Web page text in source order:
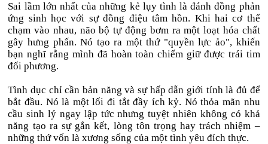
Sai lầm lớn nhất của những kẻ lụy tình là đánh đồng phản
ứng sinh học với sự đồng điệu tâm hồn. Khi hai cơ thể
chạm vào nhau, não bộ tự động bơm ra một loạt hóa chất
gây hưng phấn. Nó tạo ra một thứ "quyền lực ảo", khiến
bạn nghĩ rằng mình đã hoàn toàn chiếm giữ được trái tim
đối phương.
Tình dục chỉ cần bản năng và sự hấp dẫn giới tính là đủ để
bắt đầu. Nó là một lối đi tắt đầy ích kỷ. Nó thỏa mãn nhu
cầu sinh lý ngay lập tức nhưng tuyệt nhiên không có khả
năng tạo ra sự gắn kết, lòng tôn trọng hay trách nhiệm –
những thứ vốn là xương sống của một tình yêu đích thực.